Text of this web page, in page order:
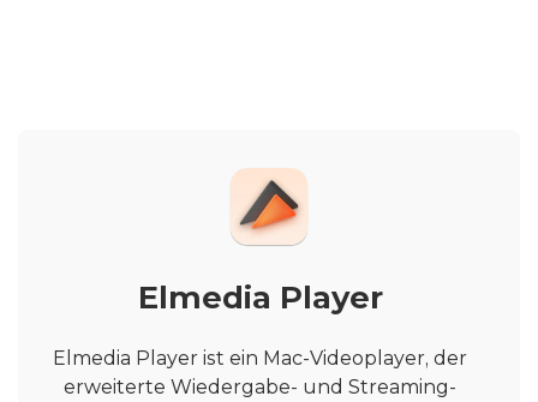
Elmedia Player
Elmedia Player ist ein Mac-Videoplayer, der
erweiterte Wiedergabe- und Streaming-